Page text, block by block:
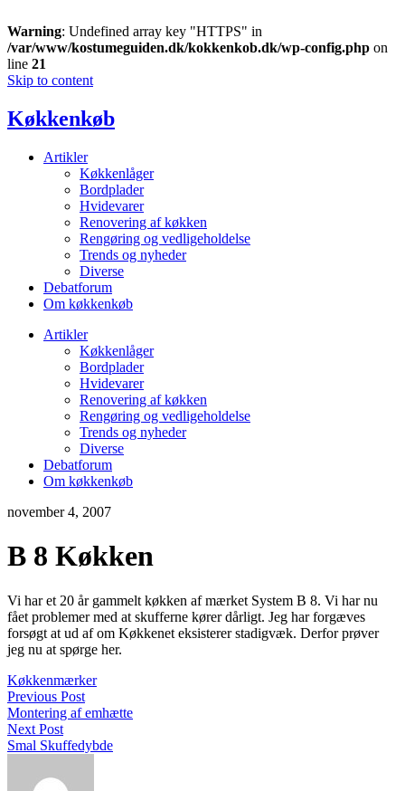
Warning: Undefined array key "HTTPS" in
/var/www/kostumeguiden.dk/kokkenkob.dk/wp-config.php on
line 21
Skip to content
Køkkenkøb
Artikler
Køkkenlåger
Bordplader
Hvidevarer
Renovering af køkken
Rengøring og vedligeholdelse
Trends og nyheder
Diverse
Debatforum
Om køkkenkøb
Artikler
Køkkenlåger
Bordplader
Hvidevarer
Renovering af køkken
Rengøring og vedligeholdelse
Trends og nyheder
Diverse
Debatforum
Om køkkenkøb
november 4, 2007
B 8 Køkken
Vi har et 20 år gammelt køkken af mærket System B 8. Vi har nu
fået problemer med at skufferne kører dårligt. Jeg har forgæves
forsøgt at ud af om Køkkenet eksisterer stadigvæk. Derfor prøver
jeg nu at spørge her.
Køkkenmærker
Previous Post
Montering af emhætte
Next Post
Smal Skuffedybde